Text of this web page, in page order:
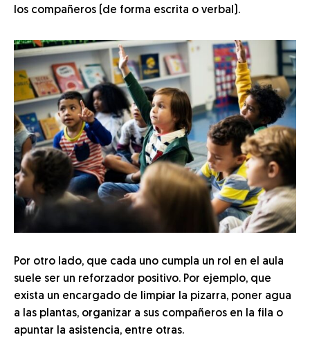
los compañeros (de forma escrita o verbal).
Por otro lado, que cada uno cumpla un rol en el aula
suele ser un reforzador positivo. Por ejemplo, que
exista un encargado de limpiar la pizarra, poner agua
a las plantas, organizar a sus compañeros en la fila o
apuntar la asistencia, entre otras.